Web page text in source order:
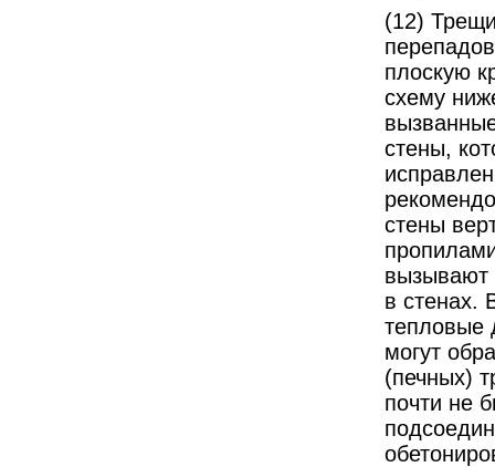
(12)
плоскую
схему
стены,
стены
вызывают
в стенах.
тепловые
могут
(печных)
почти не